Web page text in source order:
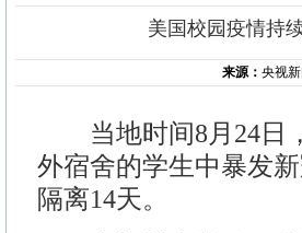
美国校园疫情持
来源：央视
当地时间8月24日
外宿舍的学生中暴发
隔离14天。